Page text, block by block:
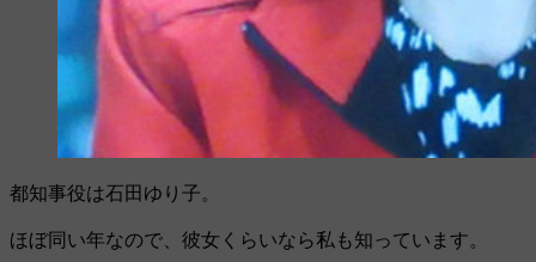
都知事役は石田ゆり子。
ほぼ同い年なので、彼女くらいなら私も知っています。